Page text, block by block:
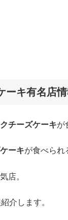
ーキ有名店情
チーズケーキが
ーキが食べられ
店。
介します。